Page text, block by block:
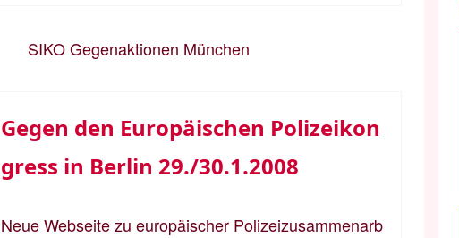
Gegen den Europäischen Polizeikon
gress in Berlin 29./30.1.2008
Neue Webseite zu europäischer Polizeizusammenarb